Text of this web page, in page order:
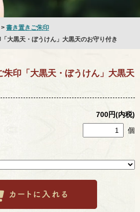
> 書き置きご朱印
大黒天・ぼうけん」大黒天のお守り付き
朱印「大黒天・ぼうけん」大黒天
700円(内税)
個